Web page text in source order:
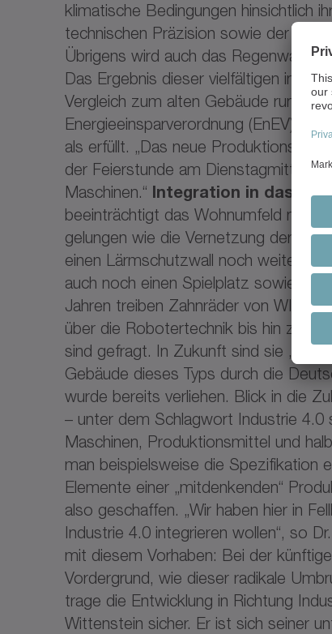
klimatische Bedingungen hinsichtlich
technischen Präzision sowie der
Übrigens wird auch das
Das Ergebnis dieser vielfältigen
Vergleich zum alten Gebäude rund
Energieeinsparverordnung (EnEV)
als erfüllt. „Das neue
der Feierstunde am Dienstagmittag
Maschinen.“ Integration in das
beeinträchtigt das Wohnumfeld
gelungen wie die Vernetzung der
einen Lärmschutzwall noch weiter
auch noch einen Spielplatz sowie
Jahren treiben Zahnräder von
über die Robotertechnik bis hin zur
sind gefragt. In Zukunft sind sie
Gebäude dieses Typs durch die
wurde bereits verliehen. Blick in die
– unter dem Schlagwort Industrie 4.0
Maschinen, Produktionsmittel und
man beispielsweise die Spezifikation
Elemente einer „mitdenkenden“
also geschaffen. „Wir haben hier in
Industrie 4.0 integrieren wollen“, so
mit diesem Vorhaben: Bei der
Vordergrund, wie dieser radikale
trage die Entwicklung in Richtung
Wittenstein sicher. Er ist sich seiner